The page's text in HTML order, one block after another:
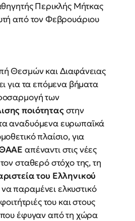
Περικλής Μήτκας
από τον Φεβρουάριου
Θεσμών και Διαφάνειας
για τα επόμενα βήματα
των
ποιότηταςστην
αναδυόμενα ευρωπαϊκά
πλαίσιο, για
απέναντι στις νέες
σταθερό στόχο της, τη
του Ελληνικού
παραμένει ελκυστικό
του και στους
που έφυγαν από τη χώρα